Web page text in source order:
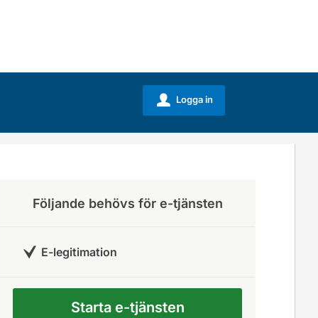
u Logga in
Följande behövs för e-tjänsten
E-legitimation
Starta e-tjänsten